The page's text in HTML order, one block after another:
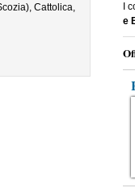
Cattolica,
I
e